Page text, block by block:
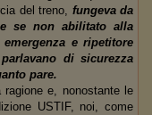
del treno, fungeva da
se non abilitato alla
e ripetitore
di sicurezza
pare.
e, nonostante le
USTIF, noi, come